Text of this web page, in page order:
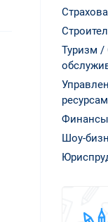
Туризм /
Шоу-